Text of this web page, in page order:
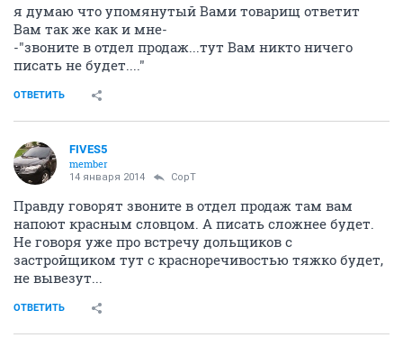
я думаю что упомянутый Вами товарищ ответит
Вам так же как и мне-
-"звоните в отдел продаж...тут Вам никто ничего
писать не будет...."
ОТВЕТИТЬ
FIVES5
member
14 января 2014 CopT
Правду говорят звоните в отдел продаж там вам
напоют красным словцом. А писать сложнее будет.
Не говоря уже про встречу дольщиков с
застройщиком тут с красноречивостью тяжко будет,
не вывезут...
ОТВЕТИТЬ